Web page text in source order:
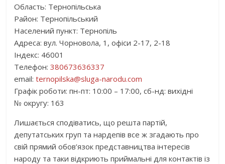
Область: Тернопільська
Район: Тернопільський
Населений пункт: Тернопіль
Адреса: вул. Чорновола, 1, офіси 2-17, 2-18
Індекс: 46001
Телефон:380673636337
email:ternopilska@sluga-narodu.com
Графік роботи: пн-пт: 10:00 – 17:00, сб-нд: вихідні
№ округу: 163
Лишається сподіватись, що решта партій,
депутатських груп та нардепів все ж згадають про
свій прямий обов’язок представництва інтересів
народу та таки відкриють приймальні для контактів із